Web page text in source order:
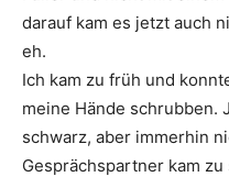
darauf kam es jetzt auch
eh.
Ich kam zu früh und
meine Hände schrubben.
schwarz, aber immerhin
Gesprächspartner kam